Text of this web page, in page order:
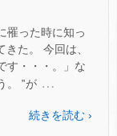
罹った時に知っ
た。 今回は、
す・・・。」な
。 ‟が …
続きを読む ›